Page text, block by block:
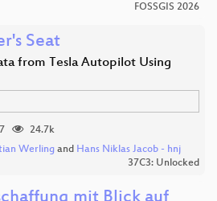
FOSSGIS 2026
Seat
from Tesla Autopilot Using
24.7k
Werling and Hans Niklas Jacob - hnj
37C3: Unlocked